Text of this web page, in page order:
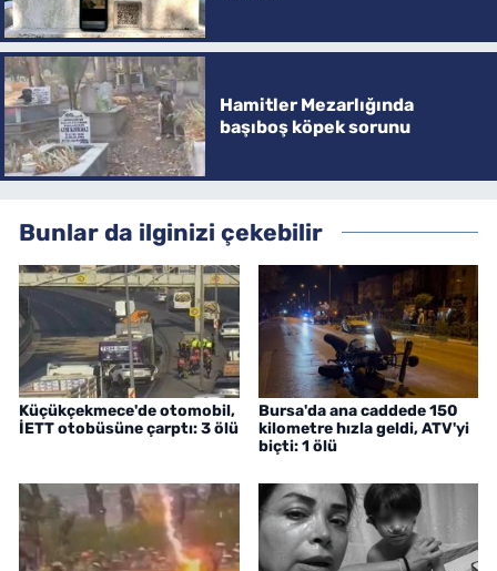
Hamitler Mezarlığında
başıboş köpek sorunu
Bunlar da ilginizi çekebilir
Küçükçekmece'de otomobil,
İETT otobüsüne çarptı: 3 ölü
Bursa'da ana caddede 150
kilometre hızla geldi, ATV'yi
biçti: 1 ölü